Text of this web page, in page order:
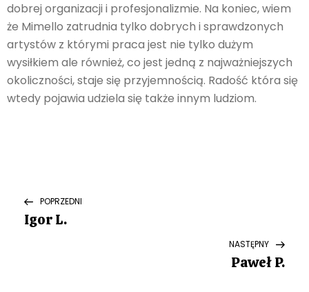
dobrej organizacji i profesjonalizmie. Na koniec, wiem
że Mimello zatrudnia tylko dobrych i sprawdzonych
artystów z którymi praca jest nie tylko dużym
wysiłkiem ale również, co jest jedną z najważniejszych
okoliczności, staje się przyjemnością. Radość która się
wtedy pojawia udziela się także innym ludziom.
N
a
Previous
Post
POPRZEDNI
Igor L.
NASTĘPNY
Paweł P.